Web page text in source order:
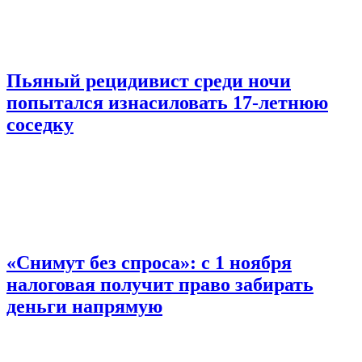
Пьяный рецидивист среди ночи
попытался изнасиловать 17-летнюю
соседку
«Снимут без спроса»: с 1 ноября
налоговая получит право забирать
деньги напрямую